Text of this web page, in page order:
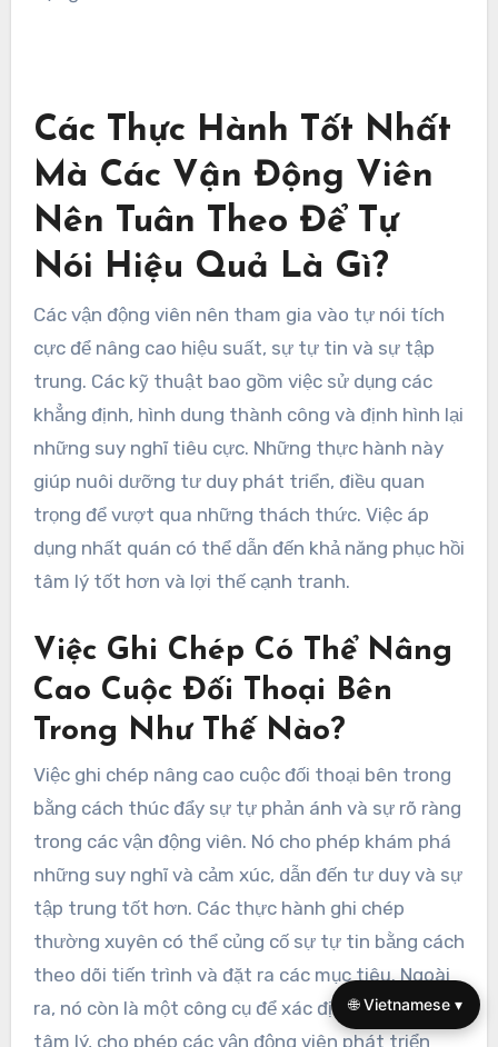
thách thức như là cơ hội để cải thiện, thúc đẩy
một cuộc đối thoại bên trong mang tính xây
dựng hơn.
Các Thực Hành Tốt Nhất
Mà Các Vận Động Viên
Nói Hiệu Quả Là Gì?
Các vận động viên nên tham gia vào tự nói tích
cực để nâng cao hiệu suất, sự tự tin và sự tập
trung. Các kỹ thuật bao gồm việc sử dụng các
khẳng định, hình dung thành công và định hình lại
những suy nghĩ tiêu cực. Những thực hành này
giúp nuôi dưỡng tư duy phát triển, điều quan
trọng để vượt qua những thách thức. Việc áp
dụng nhất quán có thể dẫn đến khả năng phục hồi
tâm lý tốt hơn và lợi thế cạnh tranh.
Việc Ghi Chép Có Thể Nâng
🌐 Vietnamese ▾